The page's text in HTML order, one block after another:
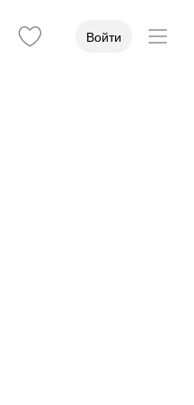
Войти